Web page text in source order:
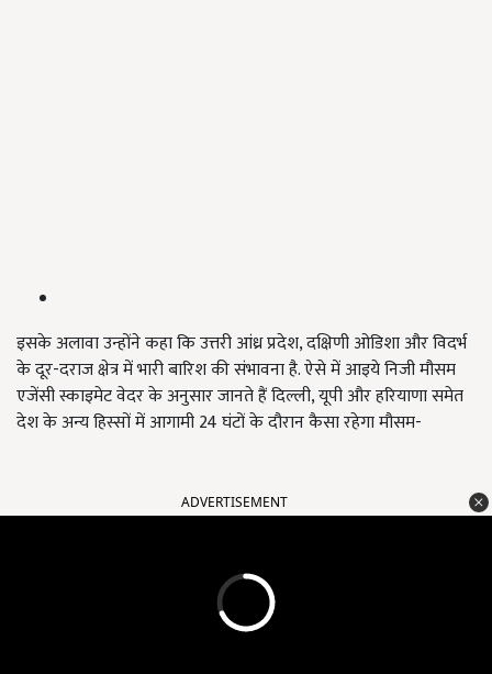
इसके अलावा उन्होंने कहा कि उत्तरी आंध्र प्रदेश, दक्षिणी ओडिशा और विदर्भ
के दूर-दराज क्षेत्र में भारी बारिश की संभावना है. ऐसे में आइये निजी मौसम
एजेंसी स्काइमेट वेदर के अनुसार जानते हैं दिल्ली, यूपी और हरियाणा समेत
देश के अन्य हिस्सों में आगामी 24 घंटों के दौरान कैसा रहेगा मौसम-
ADVERTISEMENT